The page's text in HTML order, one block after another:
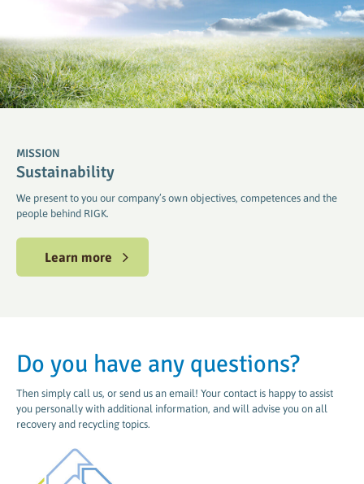
MISSION
Sustainability
We present to you our company’s own objectives, competences and the
people behind RIGK.
Learn more
Do you have any questions?
Then simply call us, or send us an email! Your contact is happy to assist
you personally with additional information, and will advise you on all
recovery and recycling topics.